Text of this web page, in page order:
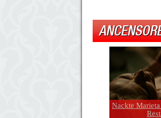
Nackte